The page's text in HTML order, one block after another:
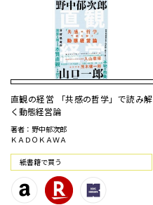
直観の経営 「共感の哲学」で読み解
く動態経営論
著者：野中郁次郎
ＫＡＤＯＫＡＷＡ
紙書籍で買う